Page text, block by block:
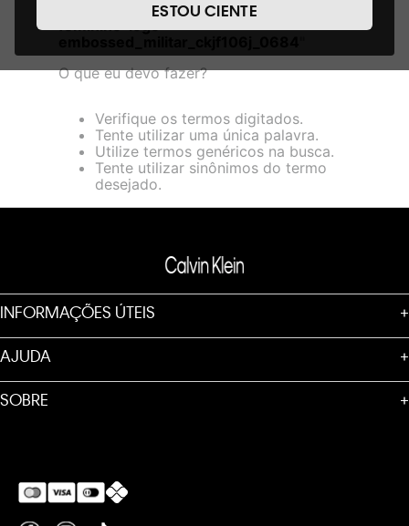
de cookies, informaremos quais cookies usaremos e quais
suas funções. A forma como processamos os dados
nosso Aviso de Privacidade. Quando você visita nosso site,
consideraremos isso como sua solicitação específica para
entre outros, a capacidade de comprar um item em nossa
loja virtual. Para maiores informações sobre o nosso aviso de
Cookies acesse o link.
ESTOU CIENTE
camiseta-calvin-klein-jeans-
feminino-logo-
O que eu devo fazer?
Verifique os termos digitados.
Tente utilizar uma única palavra.
Utilize termos genéricos na busca.
Tente utilizar sinônimos do termo
desejado.
INFORMAÇÕES ÚTEIS +
AJUDA +
SOBRE +